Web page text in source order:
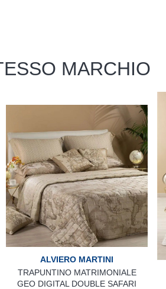
MARCHIO
ALVIERO MARTINI
TRAPUNTINO MATRIMONIALE
GEO DIGITAL DOUBLE SAFARI